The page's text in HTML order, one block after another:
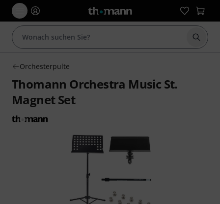
Suche
Orchesterpulte
Thomann Orchestra Music St.
Magnet Set